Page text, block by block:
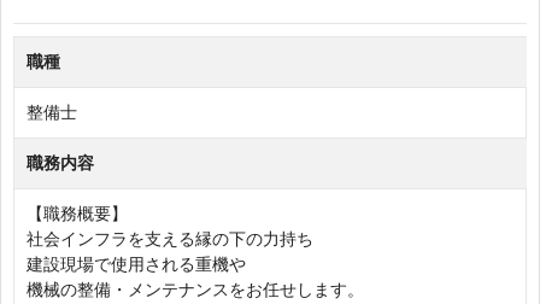
職種
整備士
職務内容
【職務概要】
社会インフラを支える縁の下の力持ち
建設現場で使用される重機や
機械の整備・メンテナンスをお任せします。